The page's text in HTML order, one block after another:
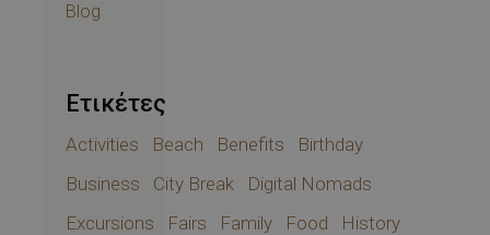
Blog
Ετικέτες
Activities Beach Benefits
Birthday
Business
City Break
Digital Nomads
Excursions
Fairs Family Food
History